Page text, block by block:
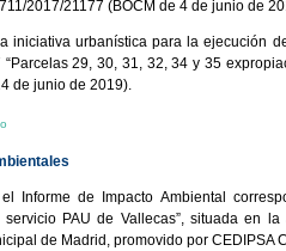
2017/21177 (BOCM de 4 de junio de
iniciativa urbanística para la ejecución
“Parcelas 29, 30, 31, 32, 34 y 35
de junio de 2019).
Informe de Impacto Ambiental
PAU de Vallecas”, situada en
de Madrid, promovido por CEDIPSA